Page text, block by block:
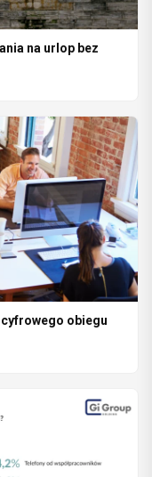
na urlop bez
obiegu